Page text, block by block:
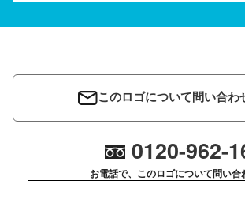
このロゴについて問い合わ
0120-962-
お電話で、このロゴについて問い合